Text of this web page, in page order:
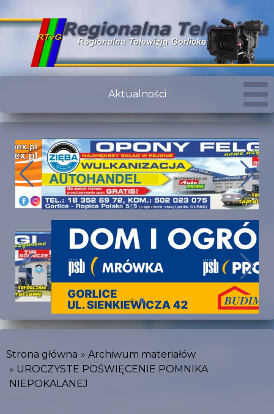
Aktualności
Strona główna
Archiwum materiałów
UROCZYSTE POŚWIĘCENIE POMNIKA
NIEPOKALANEJ